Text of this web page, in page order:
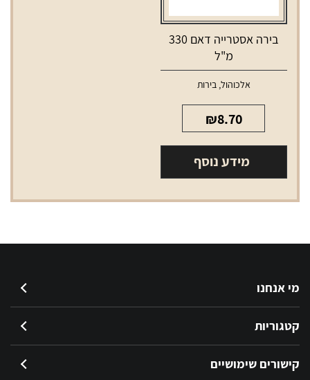
בירה אסטרייה דאם 330
מ"ל
אלכוהול,בירות
₪8.70
מידע נוסף
מי אנחנו
קטגוריות
קישורים שימושיים